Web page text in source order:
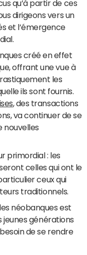
qu’à partir de ces
dirigeons vers un
et l’émergence
créé en effet
offrant une vue à
les
ils sont fournis.
, des transactions
va continuer de se
nouvelles
primordial : les
celles qui ont le
ceux qui
traditionnels.
néobanques est
jeunes générations
de se rendre